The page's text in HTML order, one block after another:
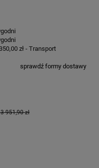
zł - Transport
płatności
sprawdź formy dostawy
951,90 zł